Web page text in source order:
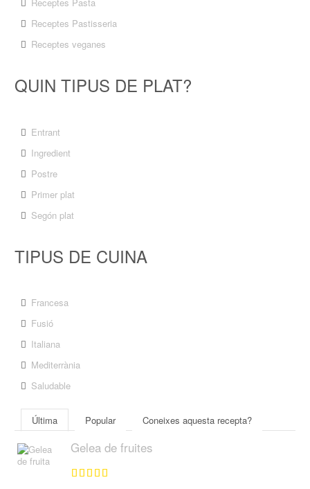
Receptes Pasta
Receptes Pastisseria
Receptes veganes
QUIN TIPUS DE PLAT?
Entrant
Ingredient
Postre
Primer plat
Segón plat
TIPUS DE CUINA
Francesa
Fusió
Italiana
Mediterrània
Saludable
Última Popular Coneixes aquesta recepta?
Gelea de fruites